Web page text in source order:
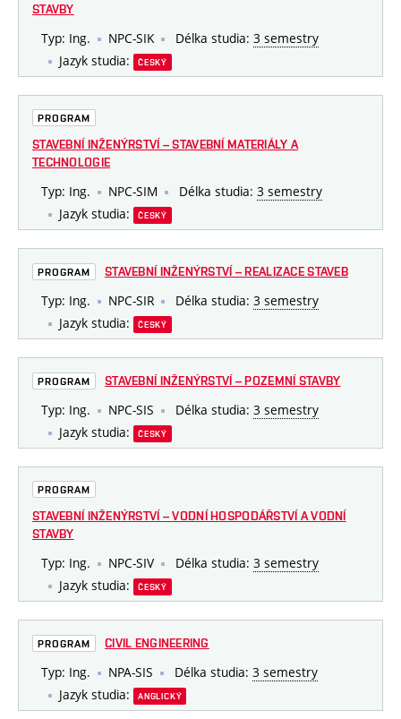
STAVBY
Typ: Ing. NPC-SIK Délka studia: 3 semestry
Jazyk studia:
ČESKÝ
PROGRAM
STAVEBNÍ INŽENÝRSTVÍ – STAVEBNÍ MATERIÁLY A
TECHNOLOGIE
Typ: Ing. NPC-SIM Délka studia: 3 semestry
Jazyk studia:
ČESKÝ
PROGRAM STAVEBNÍ INŽENÝRSTVÍ – REALIZACE STAVEB
Typ: Ing. NPC-SIR Délka studia: 3 semestry
Jazyk studia:
ČESKÝ
PROGRAM STAVEBNÍ INŽENÝRSTVÍ – POZEMNÍ STAVBY
Typ: Ing. NPC-SIS Délka studia: 3 semestry
Jazyk studia:
ČESKÝ
PROGRAM
STAVEBNÍ INŽENÝRSTVÍ – VODNÍ HOSPODÁŘSTVÍ A VODNÍ
STAVBY
Typ: Ing. NPC-SIV Délka studia: 3 semestry
Jazyk studia:
ČESKÝ
PROGRAM CIVIL ENGINEERING
Typ: Ing. NPA-SIS Délka studia: 3 semestry
Jazyk studia:
ANGLICKÝ